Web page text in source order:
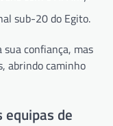
sub-20 do Egito.
confiança, mas
abrindo caminho
de